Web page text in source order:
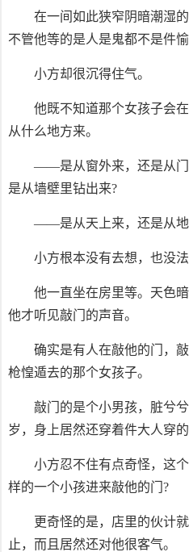
在一间如此狭窄阴暗潮湿
不管他等的是人是鬼都不是件愉
小方却很沉得住气。
他既不知道那个女孩子会
从什么地方来。
——是从窗外来，还是从门
是从墙壁里钻出来?
——是从天上来，还是从地
小方根本没有去想，也没法
他一直坐在房里等。天色
他才听见敲门的声音。
确实是有人在敲他的门，
枪惶遁去的那个女孩子。
敲门的是个小男孩，脏兮
岁，身上居然还穿着件大人穿
小方忍不住有点奇怪，这
样的一个小孩进来敲他的门?
更奇怪的是，店里的伙计
止，而且居然还对他很客气。